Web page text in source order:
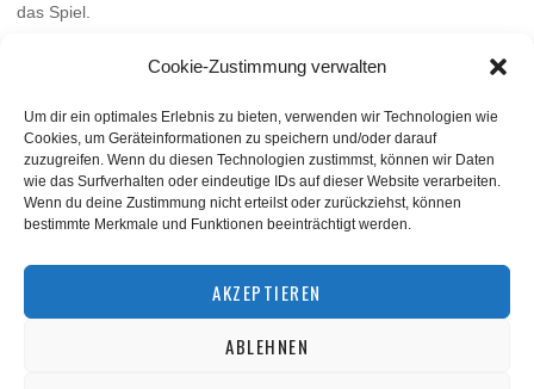
Cookie-Zustimmung verwalten
Um dir ein optimales Erlebnis zu bieten, verwenden wir Technologien wie
Cookies, um Geräteinformationen zu speichern und/oder darauf
zuzugreifen. Wenn du diesen Technologien zustimmst, können wir Daten
wie das Surfverhalten oder eindeutige IDs auf dieser Website verarbeiten.
Wenn du deine Zustimmung nicht erteilst oder zurückziehst, können
bestimmte Merkmale und Funktionen beeinträchtigt werden.
AKZEPTIEREN
ABLEHNEN
das Spiel.
BACK TO TOP
squashnet.de2026